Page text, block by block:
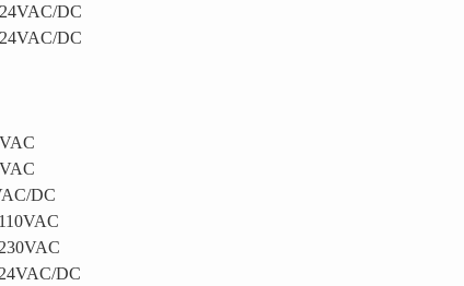
DC
DC
DC
DC